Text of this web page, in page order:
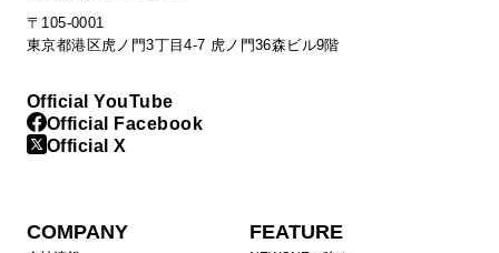
〒105-0001
東京都港区虎ノ門3丁目4-7 虎ノ門36森ビル9階
Official YouTube
Official Facebook
Official X
COMPANY FEATURE